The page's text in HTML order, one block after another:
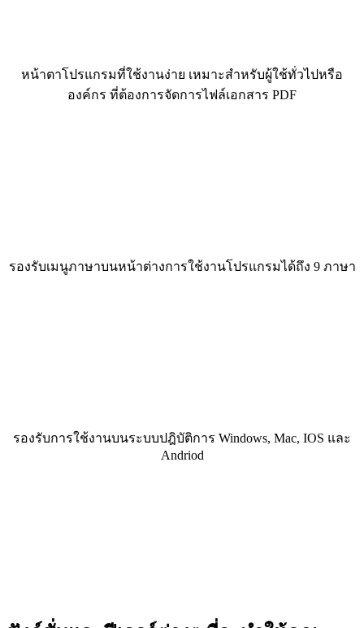
หน้าตาโปรแกรมที่ใช้งานง่าย เหมาะสำหรับผู้ใช้ทั่วไปหรือ
องค์กร ที่ต้องการจัดการไฟล์เอกสาร PDF
รองรับเมนูภาษาบนหน้าต่างการใช้งานโปรแกรมได้ถึง 9 ภาษา
รองรับการใช้งานบนระบบปฎิบัติการ Windows, Mac, IOS และ
Andriod